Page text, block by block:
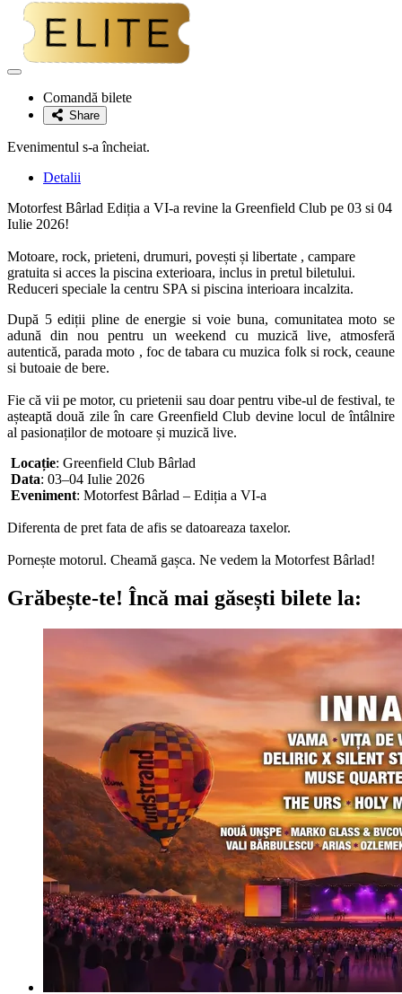
Adaugă
favoriteComandă bilete
Share
Evenimentul s-a încheiat.
Detalii
Motorfest Bârlad Ediția a VI-a revine la Greenfield Club pe 03 si 04
Iulie 2026!
Motoare, rock, prieteni, drumuri, povești și libertate , campare
gratuita si acces la piscina exterioara, inclus in pretul biletului.
Reduceri speciale la centru SPA si piscina interioara incalzita.
După 5 ediții pline de energie si voie buna, comunitatea moto se
adună din nou pentru un weekend cu muzică live, atmosferă
autentică, parada moto , foc de tabara cu muzica folk si rock, ceaune
si butoaie de bere.
Fie că vii pe motor, cu prietenii sau doar pentru vibe-ul de festival, te
așteaptă două zile în care Greenfield Club devine locul de întâlnire
al pasionaților de motoare și muzică live.
Locație: Greenfield Club Bârlad
Data: 03–04 Iulie 2026
Eveniment: Motorfest Bârlad – Ediția a VI-a
Diferenta de pret fata de afis se datoareaza taxelor.
Pornește motorul. Cheamă gașca. Ne vedem la Motorfest Bârlad!
Grăbește-te! Încă mai găsești bilete la: